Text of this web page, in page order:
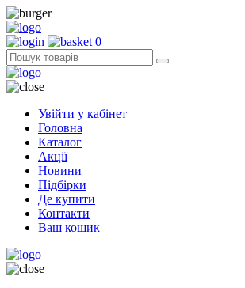
0
Увійти у кабінет
Головна
Каталог
Акції
Новини
Підбірки
Де купити
Контакти
Ваш кошик